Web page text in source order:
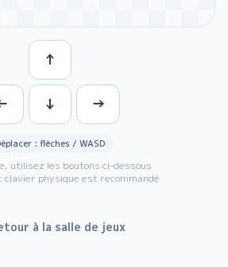
pour commencer
pour se déplacer
↑
↓ →
: flèches / WASD
utilisez les boutons ci-dessous
clavier physique est recommandé
à la salle de jeux